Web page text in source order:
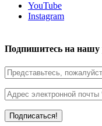
YouTube
Instagram
Подпишитесь на нашу